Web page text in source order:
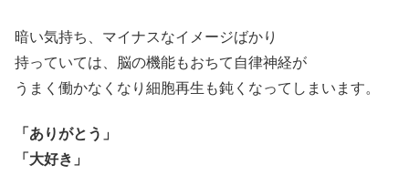
暗い気持ち、マイナスなイメージばかり
持っていては、脳の機能もおちて自律神経が
うまく働かなくなり細胞再生も鈍くなってしまいます。
「ありがとう」
「大好き」